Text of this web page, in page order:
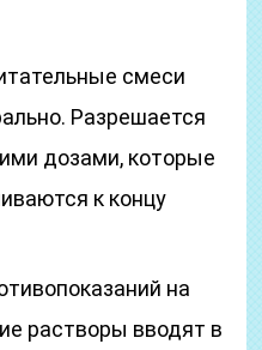
смеси
Разрешается
дозами, которые
к концу
на
растворы вводят в